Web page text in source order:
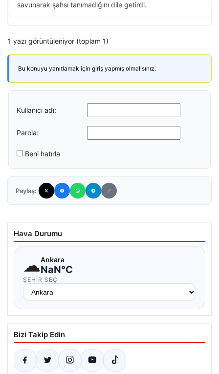
savunarak şahsı tanımadığını dile getirdi.
1 yazı görüntüleniyor (toplam 1)
Bu konuyu yanıtlamak için giriş yapmış olmalısınız.
Kullanıcı adı:
Parola:
Beni hatırla
Paylaş:
Hava Durumu
☁Ankara
NaN°C
ŞEHIR SEÇ
Bizi Takip Edin